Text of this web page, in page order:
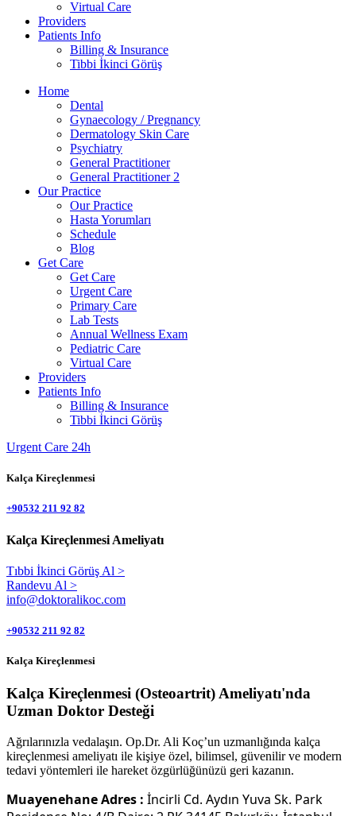
Virtual Care
Providers
Patients Info
Billing & Insurance
Tibbi İkinci Görüş
Home
Dental
Gynaecology / Pregnancy
Dermatology Skin Care
Psychiatry
General Practitioner
General Practitioner 2
Our Practice
Our Practice
Hasta Yorumları
Schedule
Blog
Get Care
Get Care
Urgent Care
Primary Care
Lab Tests
Annual Wellness Exam
Pediatric Care
Virtual Care
Providers
Patients Info
Billing & Insurance
Tibbi İkinci Görüş
Urgent Care 24h
Kalça Kireçlenmesi
+90532 211 92 82
Kalça Kireçlenmesi Ameliyatı
Tıbbi İkinci Görüş Al >
Randevu Al >
info@doktoralikoc.com
+90532 211 92 82
Kalça Kireçlenmesi
Kalça Kireçlenmesi (Osteoartrit) Ameliyatı'nda
Uzman Doktor Desteği
Ağrılarınızla vedalaşın. Op.Dr. Ali Koç’un uzmanlığında kalça
kireçlenmesi ameliyatı ile kişiye özel, bilimsel, güvenilir ve modern
tedavi yöntemleri ile hareket özgürlüğünüzü geri kazanın.
Muayenehane Adres : İncirli Cd. Aydın Yuva Sk. Park